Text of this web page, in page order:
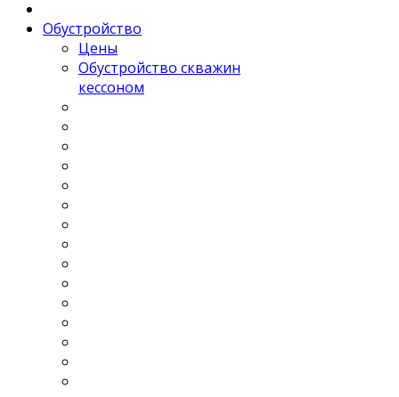
Обустройство
Цены
Обустройство скважин
кессоном